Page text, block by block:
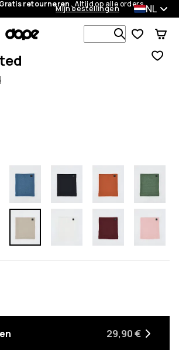
retourneren.Altijd op alle orders.
Mijn bestellingen NL
Zoek in 1
4.5/5
29,90 €